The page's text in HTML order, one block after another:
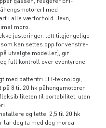
med
i alle værforhold. Jevn,
moro.
justeringer, lett tilgjengelige
kan settes opp for venstre-
utvalgte modeller), gir
full kontroll over eventyrene
med batterifri EFI-teknologi,
8 til 20 hk påhengsmotorer.
til portabilitet, uten
og lette, 2,5 til 20 hk
lar deg ta med deg moroa